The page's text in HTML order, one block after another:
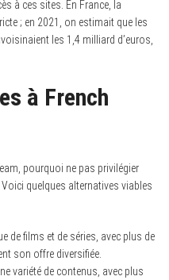
à ces sites. En France, la
; en 2021, on estimait que les
les 1,4 milliard d’euros,
à French
pourquoi ne pas privilégier
quelques alternatives viables
de films et de séries, avec plus de
son offre diversifiée.
variété de contenus, avec plus